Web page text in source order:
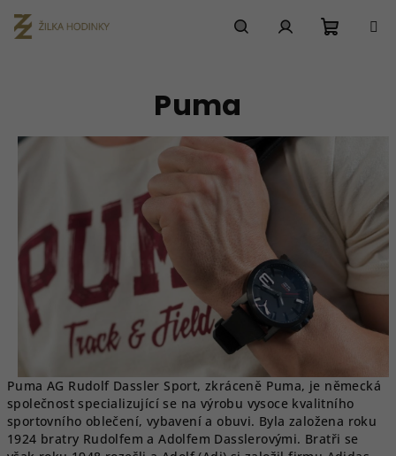
na
obsah
Puma
Puma AG Rudolf Dassler Sport, zkráceně Puma, je německá
společnost specializující se na výrobu vysoce kvalitního
sportovního oblečení, vybavení a obuvi. Byla založena roku
1924 bratry Rudolfem a Adolfem Dasslerovými. Bratři se